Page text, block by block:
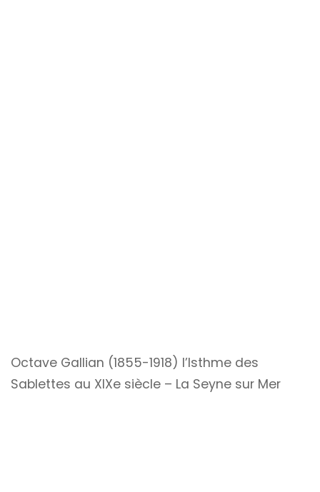
Octave Gallian (1855-1918) l’Isthme des
Sablettes au XIXe siècle – La Seyne sur Mer